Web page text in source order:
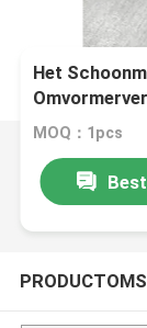
Het
MOQ：1pcs